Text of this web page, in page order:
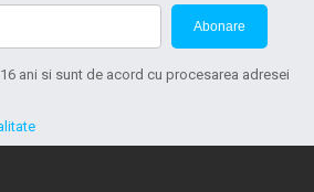
Abonare
ani si sunt de acord cu procesarea adresei